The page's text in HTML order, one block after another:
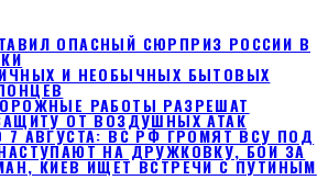
ОПАСНЫЙ СЮРПРИЗ РОССИИ В
И НЕОБЫЧНЫХ БЫТОВЫХ
РАБОТЫ РАЗРЕШАТ
ОТ ВОЗДУШНЫХ АТАК
7 АВГУСТА: ВС РФ ГРОМЯТ ВСУ ПОД
НА ДРУЖКОВКУ, БОИ ЗА
КИЕВ ИЩЕТ ВСТРЕЧИ С ПУТИНЫМ